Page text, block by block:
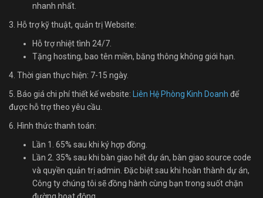
nhanh nhất.
3. Hỗ trợ kỹ thuật, quản trị Website:
Hỗ trợ nhiệt tình 24/7.
Tặng hosting, bao tên miền, băng thông không giới hạn.
4. Thời gian thực hiện: 7-15 ngày.
5. Báo giá chi phí thiết kế website:
Liên Hệ Phòng Kinh Doanh để
được hỗ trợ theo yêu cầu.
6. Hình thức thanh toán:
Lần 1. 65% sau khi ký hợp đồng.
Lần 2. 35% sau khi bàn giao hết dự án, bàn giao source code
và quyền quản trị admin. Đặc biệt sau khi hoàn thành dự án,
Công ty chúng tôi sẽ đồng hành cùng bạn trong suốt chặn